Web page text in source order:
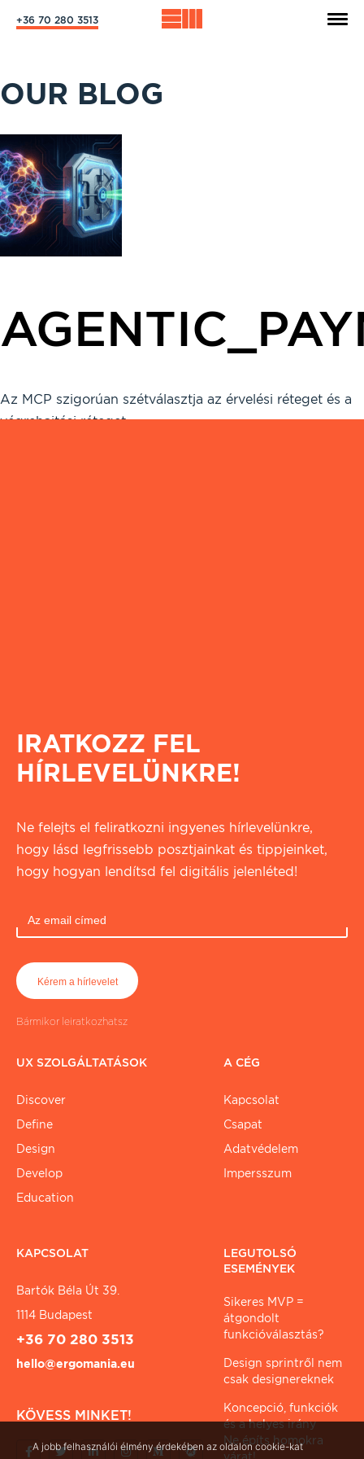
+36 70 280 3513
OUR BLOG
Az MCP szigorúan szétválasztja az érvelési réteget és a
végrehajtási réteget
IRATKOZZ FEL
HÍRLEVELÜNKRE!
Ne felejts el feliratkozni ingyenes hírlevelünkre,
hogy lásd legfrissebb posztjainkat és tippjeinket,
hogy hogyan lendítsd fel digitális jelenléted!
Bármikor leiratkozhatsz
UX SZOLGÁLTATÁSOK
Discover
Define
Design
Develop
Education
A CÉG
Kapcsolat
Csapat
Adatvédelem
Impersszum
KAPCSOLAT
Bartók Béla Út 39.
1114 Budapest
+36 70 280 3513
hello@ergomania.eu
KÖVESS MINKET!
LEGUTOLSÓ
ESEMÉNYEK
Sikeres MVP =
átgondolt
funkcióválasztás?
Design sprintről nem
csak designereknek
Koncepció, funkciók
és a helyes irány
Ne építs homokra
A jobb felhasználói élmény érdekében az oldalon cookie-kat